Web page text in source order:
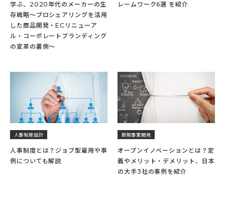
学ぶ、2020年代のメーカーの生
存戦略～プロシェアリングを活用
した商品開発・ECリニューア
ル・コーポレートブランディング
の変革の裏側～
レームワーク6選 を紹介
人事制度設計
人事制度とは？ジョブ型雇用や事
例についても解説
新規事業開発
オープンイノベーションとは？定
義やメリット・デメリット、日本
の大手3社の事例を紹介